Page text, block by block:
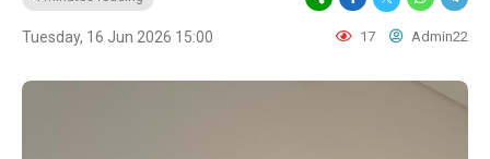
Tuesday, 16 Jun 2026 15:00 17 Admin22